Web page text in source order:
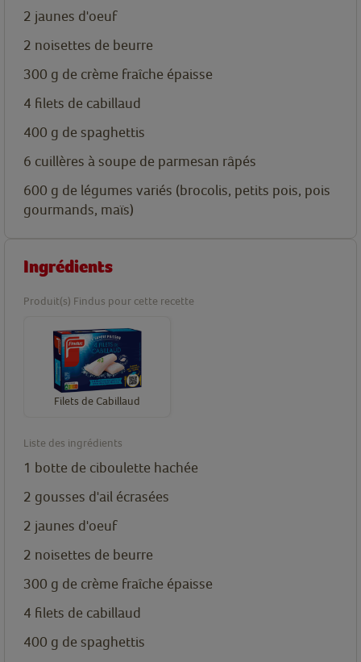
2 jaunes d'oeuf
2 noisettes de beurre
300 g de crème fraîche épaisse
4 filets de cabillaud
400 g de spaghettis
6 cuillères à soupe de parmesan râpés
600 g de légumes variés (brocolis, petits pois, pois
gourmands, maïs)
Ingrédients
Produit(s) Findus pour cette recette
Filets de Cabillaud
Liste des ingrédients
1 botte de ciboulette hachée
2 gousses d'ail écrasées
2 jaunes d'oeuf
2 noisettes de beurre
300 g de crème fraîche épaisse
4 filets de cabillaud
400 g de spaghettis